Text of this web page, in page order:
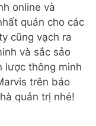
online và
quán cho các
cũng vạch ra
và sắc sảo
lược thông minh
trên báo
quản trị nhé!